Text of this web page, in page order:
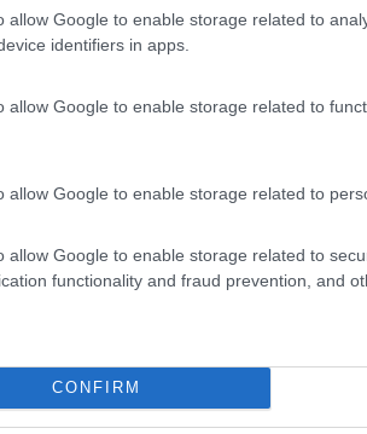
allow Google to enable storage related to
identifiers in apps.
allow Google to enable storage related to
allow Google to enable storage related to
allow Google to enable storage related to
functionality and fraud prevention, and
CONFIRM
senza delimitazioni, in piano su breccia,
- 23.6km
a conduzione famigliare con
Posizione